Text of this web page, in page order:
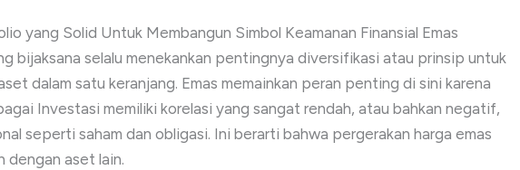
yang Solid Untuk Membangun Simbol Keamanan Finansial Emas
bijaksana selalu menekankan pentingnya diversifikasi atau prinsip untuk
dalam satu keranjang. Emas memainkan peran penting di sini karena
Investasi memiliki korelasi yang sangat rendah, atau bahkan negatif,
seperti saham dan obligasi. Ini berarti bahwa pergerakan harga emas
dengan aset lain.